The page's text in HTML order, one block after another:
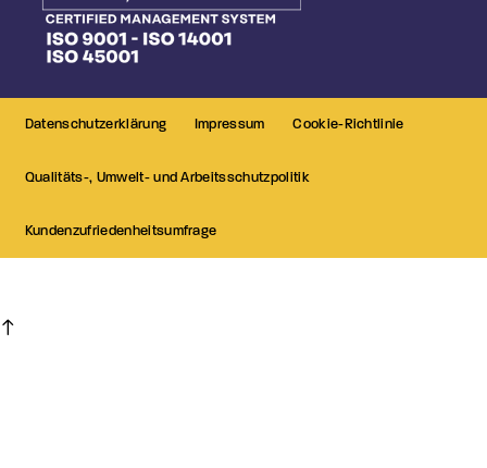
Datenschutzerklärung Impressum Cookie-Richtlinie
Qualitäts-, Umwelt- und Arbeitsschutzpolitik
Kundenzufriedenheitsumfrage